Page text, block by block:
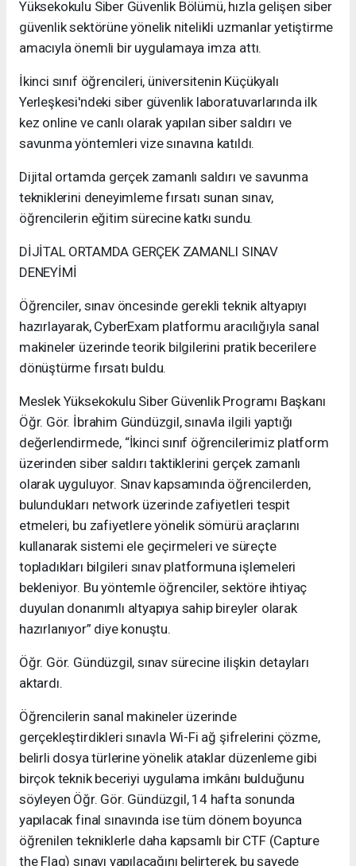
Yüksekokulu Siber Güvenlik Bölümü, hızla gelişen siber
güvenlik sektörüne yönelik nitelikli uzmanlar yetiştirme
amacıyla önemli bir uygulamaya imza attı.
İkinci sınıf öğrencileri, üniversitenin Küçükyalı
Yerleşkesi'ndeki siber güvenlik laboratuvarlarında ilk
kez online ve canlı olarak yapılan siber saldırı ve
savunma yöntemleri vize sınavına katıldı.
Dijital ortamda gerçek zamanlı saldırı ve savunma
tekniklerini deneyimleme fırsatı sunan sınav,
öğrencilerin eğitim sürecine katkı sundu.
DİJİTAL ORTAMDA GERÇEK ZAMANLI SINAV
DENEYİMİ
Öğrenciler, sınav öncesinde gerekli teknik altyapıyı
hazırlayarak, CyberExam platformu aracılığıyla sanal
makineler üzerinde teorik bilgilerini pratik becerilere
dönüştürme fırsatı buldu.
Meslek Yüksekokulu Siber Güvenlik Programı Başkanı
Öğr. Gör. İbrahim Gündüzgil, sınavla ilgili yaptığı
değerlendirmede, “İkinci sınıf öğrencilerimiz platform
üzerinden siber saldırı taktiklerini gerçek zamanlı
olarak uyguluyor. Sınav kapsamında öğrencilerden,
bulundukları network üzerinde zafiyetleri tespit
etmeleri, bu zafiyetlere yönelik sömürü araçlarını
kullanarak sistemi ele geçirmeleri ve süreçte
topladıkları bilgileri sınav platformuna işlemeleri
bekleniyor. Bu yöntemle öğrenciler, sektöre ihtiyaç
duyulan donanımlı altyapıya sahip bireyler olarak
hazırlanıyor” diye konuştu.
Öğr. Gör. Gündüzgil, sınav sürecine ilişkin detayları
aktardı.
Öğrencilerin sanal makineler üzerinde
gerçekleştirdikleri sınavla Wi-Fi ağ şifrelerini çözme,
belirli dosya türlerine yönelik ataklar düzenleme gibi
birçok teknik beceriyi uygulama imkânı bulduğunu
söyleyen Öğr. Gör. Gündüzgil, 14 hafta sonunda
yapılacak final sınavında ise tüm dönem boyunca
öğrenilen tekniklerle daha kapsamlı bir CTF (Capture
the Flag) sınavı yapılacağını belirterek, bu sayede